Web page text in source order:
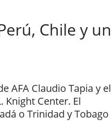
Chile y un
AFA Claudio Tapia y el
Knight Center. El
o Trinidad y Tobago